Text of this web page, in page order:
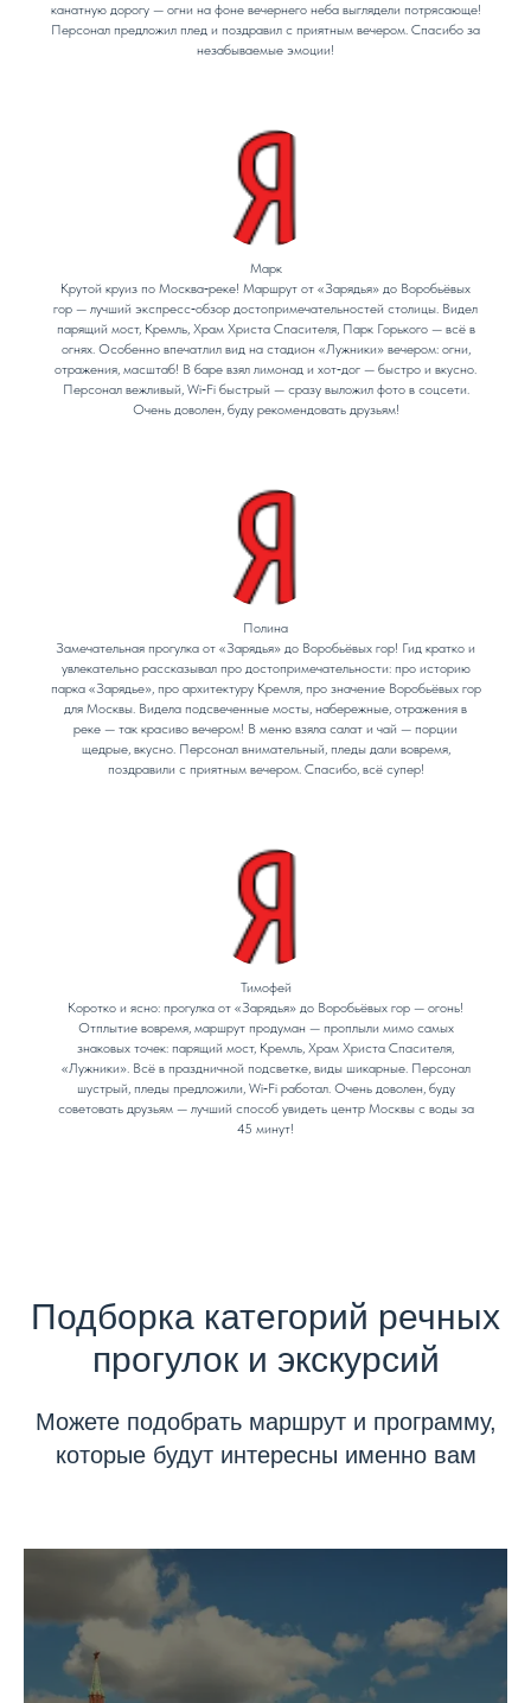
канатную дорогу — огни на фоне вечернего неба выглядели потрясающе!
Персонал предложил плед и поздравил с приятным вечером. Спасибо за
незабываемые эмоции!
Марк
Крутой круиз по Москва‑реке! Маршрут от «Зарядья» до Воробьёвых
гор — лучший экспресс‑обзор достопримечательностей столицы. Видел
парящий мост, Кремль, Храм Христа Спасителя, Парк Горького — всё в
огнях. Особенно впечатлил вид на стадион «Лужники» вечером: огни,
отражения, масштаб! В баре взял лимонад и хот‑дог — быстро и вкусно.
Персонал вежливый, Wi‑Fi быстрый — сразу выложил фото в соцсети.
Очень доволен, буду рекомендовать друзьям!
Полина
Замечательная прогулка от «Зарядья» до Воробьёвых гор! Гид кратко и
увлекательно рассказывал про достопримечательности: про историю
парка «Зарядье», про архитектуру Кремля, про значение Воробьёвых гор
для Москвы. Видела подсвеченные мосты, набережные, отражения в
реке — так красиво вечером! В меню взяла салат и чай — порции
щедрые, вкусно. Персонал внимательный, пледы дали вовремя,
поздравили с приятным вечером. Спасибо, всё супер!
Тимофей
Коротко и ясно: прогулка от «Зарядья» до Воробьёвых гор — огонь!
Отплытие вовремя, маршрут продуман — проплыли мимо самых
знаковых точек: парящий мост, Кремль, Храм Христа Спасителя,
«Лужники». Всё в праздничной подсветке, виды шикарные. Персонал
шустрый, пледы предложили, Wi‑Fi работал. Очень доволен, буду
советовать друзьям — лучший способ увидеть центр Москвы с воды за
45 минут!
Подборка категорий речных
прогулок и экскурсий
Можете подобрать маршрут и программу,
которые будут интересны именно вам